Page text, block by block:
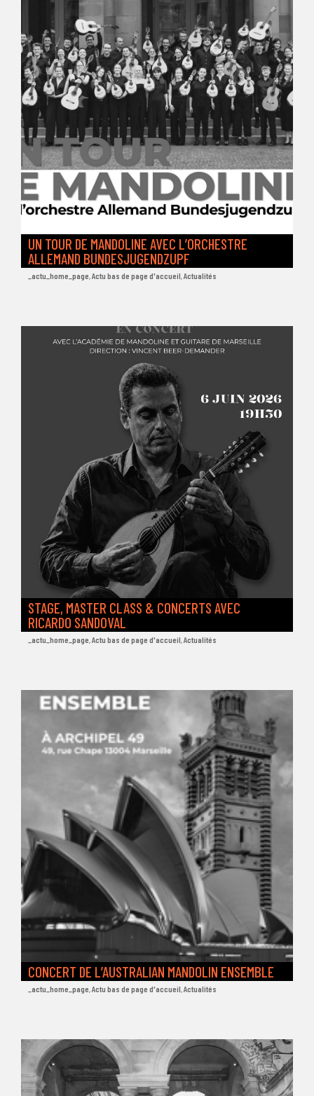
UN TOUR DE MANDOLINE AVEC L’ORCHESTRE
ALLEMAND BUNDESJUGENDZUPF
_actu_home_page Actu bas de page d'accueil Actualités
STAGE, MASTER CLASS & CONCERTS AVEC
RICARDO SANDOVAL
_actu_home_page Actu bas de page d'accueil Actualités
CONCERT DE L’AUSTRALIAN MANDOLIN ENSEMBLE
_actu_home_page Actu bas de page d'accueil Actualités